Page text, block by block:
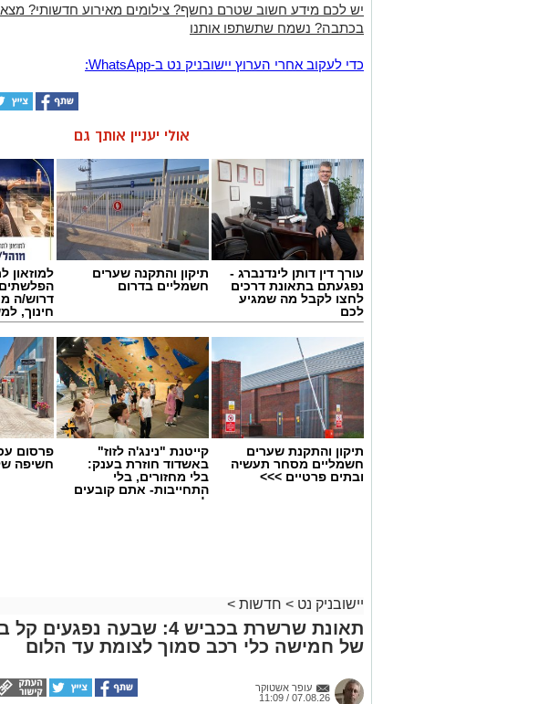
יש לכם מידע חשוב שטרם נחשף? צילומים מאירוע חדשותי?
בכתבה? נשמח שתשתפו אותנו
‏כדי לעקוב אחרי הערוץ יישובניק נט ב-WhatsApp:‏‏‏
אולי יעניין אותך גם
עורך דין דותן לינדנברג -
נפגעתם בתאונת דרכים
לחצו לקבל מה שמגיע
לכם
תיקון והתקנה שערים
חשמליים בדרום
למוזאון
דרוש/ה
חינוך,
תיקון והתקנת שערים
חשמליים מסחר תעשיה
ובתים פרטיים >>>
קייטנת "נינג'ה לזוז"
באשדוד חוזרת בענק:
בלי מחזורים, בלי
התחייבות- אתם קובעים
לכמה ואיזה ימים
פרסום
חשיפה
יישובניק נט > חדשות >
תאונת שרשרת בכביש 4: שבעה
של חמישה כלי רכב סמוך לצומת עד הלום
עופר אשטוקר
07.08.26 / 11:09